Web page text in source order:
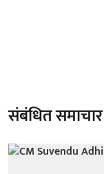
संबंधित समाचार